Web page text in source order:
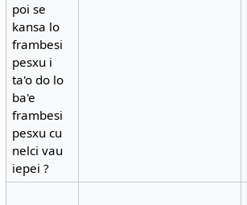
poi se
kansa lo
frambesi
pesxu i
ta'o do lo
ba'e
frambesi
pesxu cu
nelci vau
iepei ?